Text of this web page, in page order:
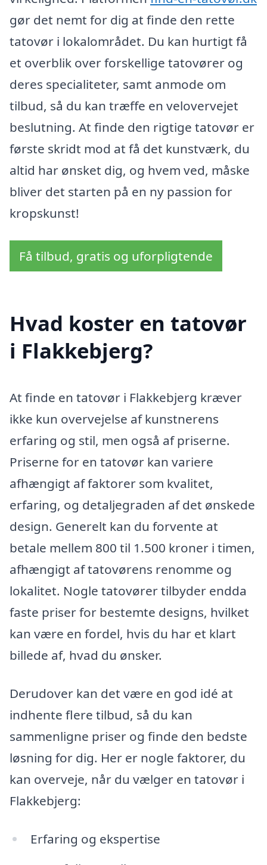
gør det nemt for dig at finde den rette
tatovør i lokalområdet. Du kan hurtigt få
et overblik over forskellige tatovører og
deres specialiteter, samt anmode om
tilbud, så du kan træffe en velovervejet
beslutning. At finde den rigtige tatovør er
første skridt mod at få det kunstværk, du
altid har ønsket dig, og hvem ved, måske
bliver det starten på en ny passion for
kropskunst!
Få tilbud, gratis og uforpligtende
Hvad koster en tatovør
i Flakkebjerg?
At finde en tatovør i Flakkebjerg kræver
ikke kun overvejelse af kunstnerens
erfaring og stil, men også af priserne.
Priserne for en tatovør kan variere
afhængigt af faktorer som kvalitet,
erfaring, og detaljegraden af det ønskede
design. Generelt kan du forvente at
betale mellem 800 til 1.500 kroner i timen,
afhængigt af tatovørens renomme og
lokalitet. Nogle tatovører tilbyder endda
faste priser for bestemte designs, hvilket
kan være en fordel, hvis du har et klart
billede af, hvad du ønsker.
Derudover kan det være en god idé at
indhente flere tilbud, så du kan
sammenligne priser og finde den bedste
løsning for dig. Her er nogle faktorer, du
kan overveje, når du vælger en tatovør i
Flakkebjerg:
Erfaring og ekspertise